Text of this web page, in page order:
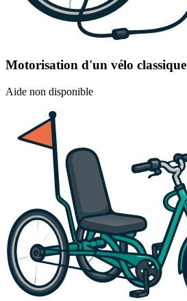
Motorisation d'un vélo classique
Aide non disponible